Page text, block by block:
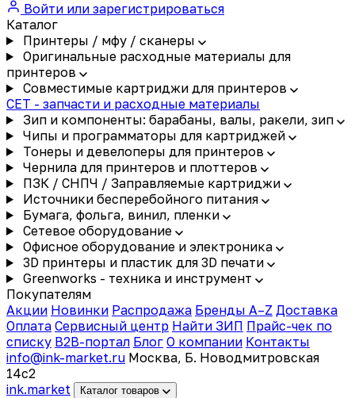
Войти или зарегистрироваться
Каталог
Принтеры / мфу / сканеры
Оригинальные расходные материалы для
принтеров
Совместимые картриджи для принтеров
CET - запчасти и расходные материалы
Зип и компоненты: барабаны, валы, ракели, зип
Чипы и программаторы для картриджей
Тонеры и девелоперы для принтеров
Чернила для принтеров и плоттеров
ПЗК / СНПЧ / Заправляемые картриджи
Источники бесперебойного питания
Бумага, фольга, винил, пленки
Сетевое оборудование
Офисное оборудование и электроника
3D принтеры и пластик для 3D печати
Greenworks - техника и инструмент
Покупателям
Акции Новинки Распродажа Бренды A–Z Доставка
Оплата Сервисный центр Найти ЗИП Прайс-чек по
списку B2B-портал Блог О компании Контакты
info@ink-market.ru Москва, Б. Новодмитровская
14с2
ink.market Каталог товаров